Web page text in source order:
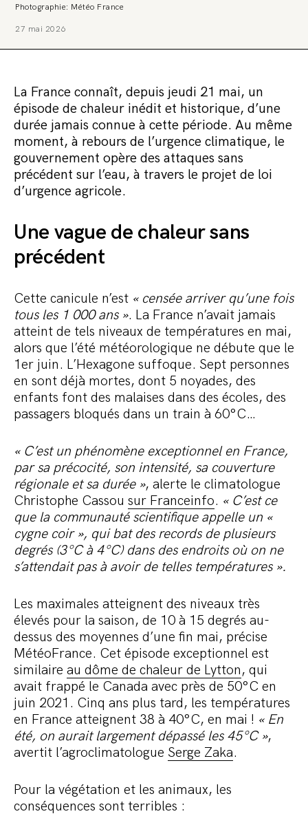
Photographie: Météo France
27 mai 2026
La France connaît, depuis jeudi 21 mai, un
épisode de chaleur inédit et historique, d’une
durée jamais connue à cette période. Au même
moment, à rebours de l’urgence climatique, le
gouvernement opère des attaques sans
précédent sur l’eau, à travers le projet de loi
d’urgence agricole.
Une vague de chaleur sans
précédent
Cette canicule n’est « censée arriver qu’une fois
tous les 1 000 ans ». La France n’avait jamais
atteint de tels niveaux de températures en mai,
alors que l’été météorologique ne débute que le
1er juin. L’Hexagone suffoque. Sept personnes
en sont déjà mortes, dont 5 noyades, des
enfants font des malaises dans des écoles, des
passagers bloqués dans un train à 60°C…
« C’est un phénomène exceptionnel en France,
par sa précocité, son intensité, sa couverture
régionale et sa durée », alerte le climatologue
Christophe Cassou sur Franceinfo. « C’est ce
que la communauté scientifique appelle un «
cygne coir », qui bat des records de plusieurs
degrés (3°C à 4°C) dans des endroits où on ne
s’attendait pas à avoir de telles températures ».
Les maximales atteignent des niveaux très
élevés pour la saison, de 10 à 15 degrés au-
dessus des moyennes d’une fin mai, précise
MétéoFrance. Cet épisode exceptionnel est
similaire au dôme de chaleur de Lytton, qui
avait frappé le Canada avec près de 50°C en
juin 2021. Cinq ans plus tard, les températures
en France atteignent 38 à 40°C, en mai ! « En
été, on aurait largement dépassé les 45°C »,
avertit l’agroclimatologue Serge Zaka.
Pour la végétation et les animaux, les
conséquences sont terribles :